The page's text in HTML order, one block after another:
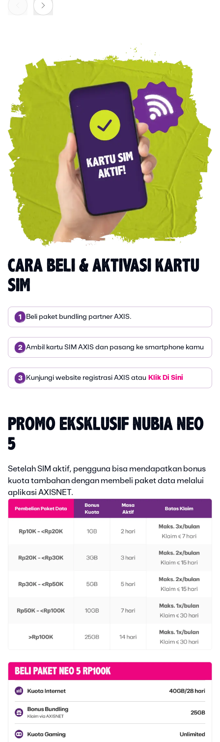
CARA BELI & AKTIVASI KARTU
SIM
1 Beli paket bundling partner AXIS.
2 Ambil kartu SIM AXIS dan pasang ke smartphone kamu
3 Kunjungi website registrasi AXIS atau Klik Di Sini
PROMO EKSKLUSIF NUBIA NEO
5
Setelah SIM aktif, pengguna bisa mendapatkan bonus
kuota tambahan dengan membeli paket data melalui
aplikasi AXISNET.